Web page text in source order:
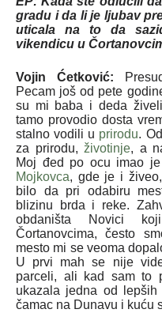
gradu i da li je ljubav
uticala na to da
vikendicu u
Vojin Ćetković:
Pecam još od pete
su mi baba i deda
tamo provodio dosta
stalno vodili u prirodu.
za prirodu, životinje, a
Moj đed po ocu imao
Mojkovca, gde je i
bilo da pri odabiru
blizinu brda i reke.
obdaništa Novici
Čortanovcima, često
mesto mi se veoma
U prvi mah se nije
parceli, ali kad sam to
ukazala jedna od lepših
čamac na Dunavu i kuću